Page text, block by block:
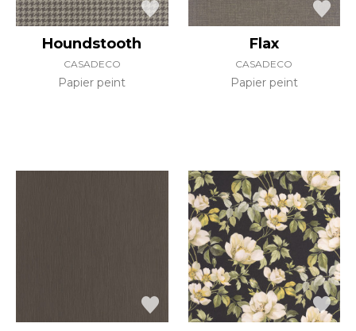
Houndstooth
CASADECO
Papier peint
Flax
CASADECO
Papier peint